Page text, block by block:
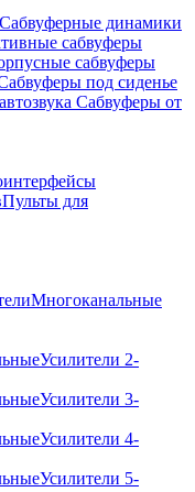
Сабвуферные динамики
сабвуферы
сабвуферы
под сиденье
Сабвуферы от
Пульты для
Многоканальные
Усилители 2-
Усилители 3-
Усилители 4-
Усилители 5-